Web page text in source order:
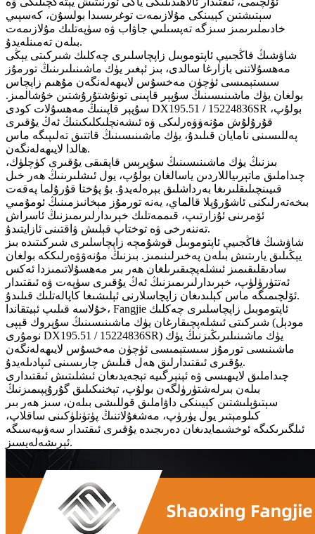
سېتىشتىن كېيىنكى مۇلازىمەت توغرىسىدا بولسۇن، كەسپىي
خادىملىرىمىز سىزگە تەپسىلىي جاۋاب ۋە سۈپەتلىك مۇلازىمەت
بىلەن تەمىنلەيدۇ.
شاۋشىڭ فاڭجىيې ئاپتوموبىل زاپچاسلىرى چەكلىك شىركىتى يېڭى
مەھسۇلاتنى بازارغا سالدى، بىز ئېغىر يۈك ماشىنىلىرىنىڭ تورمۇز
سىستېمىسى ئۈچۈن مەخسۇس لايىھەلەنگەن مۇھىم زاپچاس
بولغان يۈك ماشىنىسىنىڭ سۇپېر قاپىنى تونۇشتۇرۇشتىن خۇشالمىز.
سۇپېر قاپىنىڭ مەھسۇلات كودى DX195.51 / 15224836SR بولۇپ،
قۇرۇلۇش مۇنەۋۋەرلىكى ۋە ئىشەنچلىكلىكىنىڭ ئەڭ يۇقىرى
پەللىسىنى نامايان قىلىدۇ، يۈك ماشىنىسىنىڭ قاتتىق تەلىپىگە ماس
ھالدا لايىھەلەنگەن.
بىزنىڭ يۈك ماشىنىسىنىڭ سۇپرېس قاپقىقى يۇقىرى كۈچلۈك،
چىداملىق ماتېرىياللاردىن ياسالغان بولۇپ، يول ئىشلىرىنىڭ ھەر خىل
قىيىنچىلىقلىرىغا بەرداشلىق بېرەلەيدۇ. بۇ پۇختا قۇرۇلما پەقەت
بىخەتەرلىكنى ئاشۇرۇپلا قالماي، يەنە تورمۇز مېخانىزمىنىڭ ئومۇمىي
ئۆمرىنى ئۇزارتىپ، قىممەتلىك خېرىدارلىرىمىزنىڭ ئاسراش
تەننەرخى ۋە توختاپ قېلىش ۋاقتىنى ئازايتىدۇ.
شاۋشىڭ فاڭجىيې ئاپتوموبىل قوشۇمچە زاپچاسلىرى شىركىتىدە بىز
يېڭىلىق يارىتىش بىلەن پەخىرلىنىمىز. بىزنىڭ مۇنەۋۋەرلىككە بولغان
سادىقلىقىمىز ئىشلەپچىقىرىلغان ھەر بىر مەھسۇلاتىمىزدا ئەكس
ئەتتۈرۈلۈپ، خېرىدارلىرىمىزنىڭ ئەڭ يۇقىرى سۈپەت ۋە ئىقتىدار
ئۆلچىمىگە ماس كېلىدىغان زاپچاسلارنى ئېلىشىغا كاپالەتلىك قىلىدۇ.
خۇلاسە قىلىپ ئېيتقاندا، Fangjie ئاپتوموبىل زاپچاسلىرى چەكلىك
شىركىتى ئىشلەپچىقارغان يۈك ماشىنىسىنىڭ سۇپروك قېپى (مودېل
نومۇرى DX195.51 / 15224836SR) يۈك ماشىنىلىرىڭىزنىڭ يۈك
ماشىنىسى تورمۇز سىستېمىسى ئۈچۈن مەخسۇس لايىھەلەنگەن
يۇقىرى ئىقتىدارلىق ھەل قىلىش چارىسىنى ئىپادىلەيدۇ.
چىداملىق لايىھىسى ۋە ئېنېرگىيە تېجەيدىغان ئىشلىتىش ئىقتىدارى
بىلەن بىرلەشتۈرۈلگەن بولۇپ، تېخنىكىلىق گۇرۇپپىمىزنىڭ
سېتىۋېلىشتىن كېيىنكى داۋاملىق قوللىشى بىلەن، سىز ھەر بىر
كىلومېتىر يول يۈرۈپ، مەشغۇلاتنىڭ پۈتۈنلۈكىنى ساقلاپ،
ئىلگىرىكىگە ئوخشىمايدىغان دەرىجىدە يۇقىرى ئىقتىدار سەۋىيەسىگە
ئېرىشەلەيسىز.